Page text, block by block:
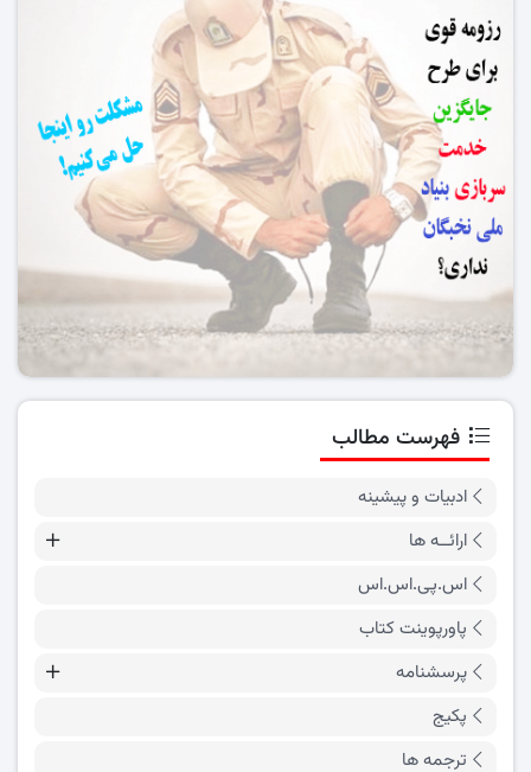
فهرست مطالب
ادبیات و پیشینه
ارائــه ها
اس.پی.اس.اس
پاورپوینت کتاب
پرسشنامه
پکیج
ترجمه ها